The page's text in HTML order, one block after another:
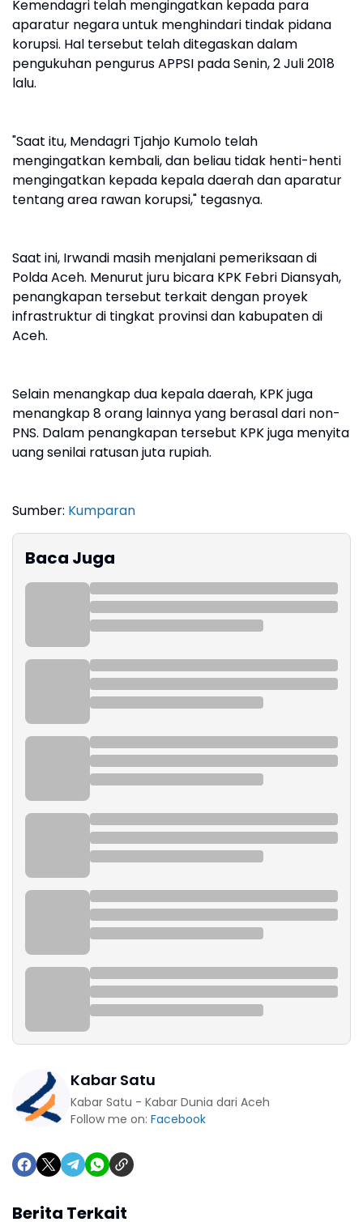
Kemendagri telah mengingatkan kepada para
aparatur negara untuk menghindari tindak pidana
korupsi. Hal tersebut telah ditegaskan dalam
pengukuhan pengurus APPSI pada Senin, 2 Juli 2018
lalu.
"Saat itu, Mendagri Tjahjo Kumolo telah
mengingatkan kembali, dan beliau tidak henti-henti
mengingatkan kepada kepala daerah dan aparatur
tentang area rawan korupsi," tegasnya.
Saat ini, Irwandi masih menjalani pemeriksaan di
Polda Aceh. Menurut juru bicara KPK Febri Diansyah,
penangkapan tersebut terkait dengan proyek
infrastruktur di tingkat provinsi dan kabupaten di
Aceh.
Selain menangkap dua kepala daerah, KPK juga
menangkap 8 orang lainnya yang berasal dari non-
PNS. Dalam penangkapan tersebut KPK juga menyita
uang senilai ratusan juta rupiah.
Sumber: Kumparan
Baca Juga
Kabar Satu
Kabar Satu - Kabar Dunia dari Aceh
Follow me on: Facebook
Berita Terkait